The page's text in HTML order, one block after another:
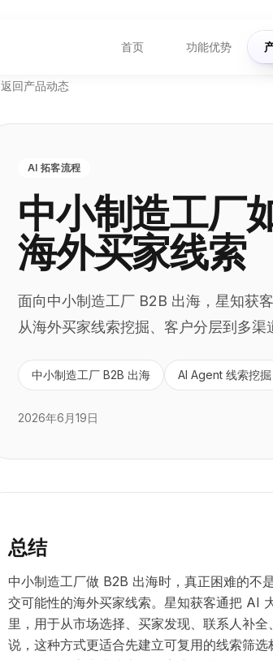
首页 功能优势
返回产品动态
AI 拓客流程
中小制造工厂
海外买家线索
面向中小制造工厂 B2B 出海，星知获
从海外买家线索挖掘、客户分层到多渠
中小制造工厂 B2B 出海 AI Agent 线索挖掘
2026年6月19日
总结
中小制造工厂做 B2B 出海时，真正困难的不
交可能性的海外买家线索。星知获客通把 AI
里，用于从市场选择、买家发现、联系人补
说，这种方式更适合先建立可复用的线索筛